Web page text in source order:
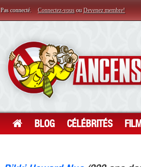
Pas connecté. Connectez-vous ou Devenez membre!
BLOG CÉLÉBRITÉS